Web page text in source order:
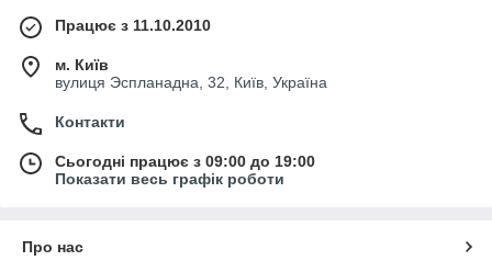
Працює з 11.10.2010
м. Київ
вулиця Эспланадна, 32, Київ, Україна
Контакти
Сьогодні працює з 09:00 до 19:00
Показати весь графік роботи
Про нас